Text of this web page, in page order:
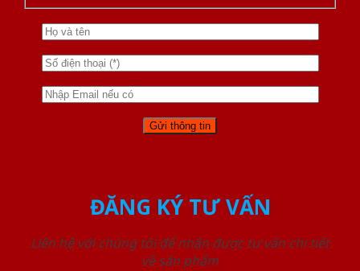
ĐĂNG KÝ TƯ VẤN
Liên hệ với chúng tôi để nhận được tư vấn chi tiết
về sản phẩm